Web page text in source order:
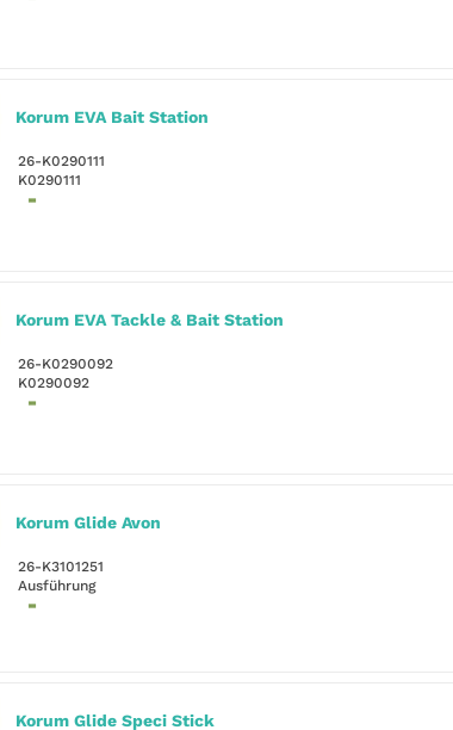
Korum EVA Bait Station
26-K0290111
K0290111
Korum EVA Tackle & Bait Station
26-K0290092
K0290092
Korum Glide Avon
26-K3101251
Ausführung
Korum Glide Speci Stick